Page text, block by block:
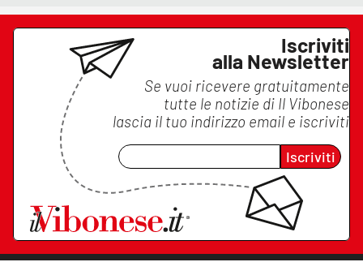
Iscriviti
alla Newsletter
Se vuoi ricevere gratuitamente
tutte le notizie di Il Vibonese
lascia il tuo indirizzo email e iscriviti
Iscriviti